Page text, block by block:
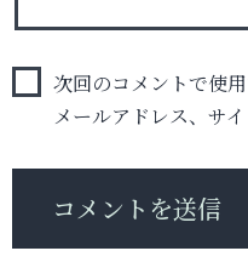
次回のコメントで使
メールアドレス、サイ